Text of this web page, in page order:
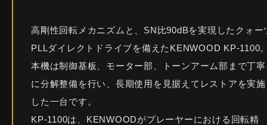
高剛性回転メカニズムと、SN比90dBを実現したクォー
PLLダイレクトドライブを備えたKENWOOD KP-1100
本機は制御基板、モーター部、トーンアーム部まで丁寧
に分解整備を行い、長期使用を見据えてレストアを実施
した一台です。
KP-1100は、KENWOODがプレーヤーにおける回転精